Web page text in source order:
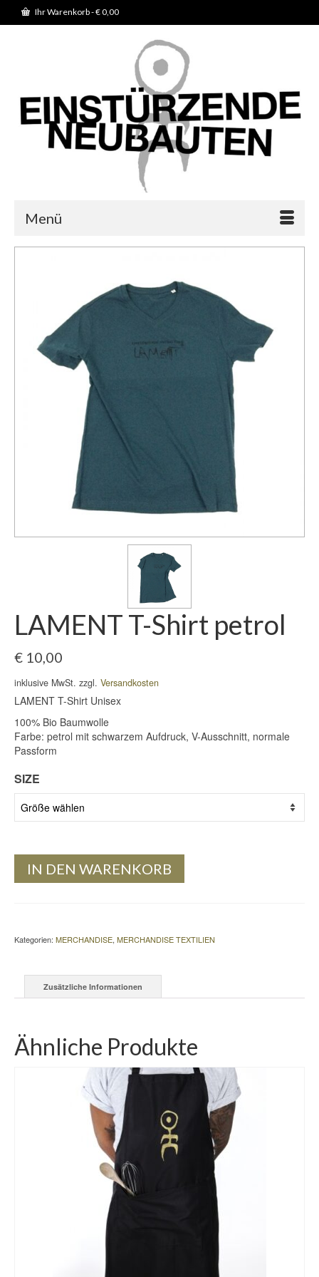
Ihr Warenkorb-€0,00
Menü
LAMENT T-Shirt petrol
€ 10,00
inklusive MwSt. zzgl. Versandkosten
LAMENT T-Shirt Unisex
100% Bio Baumwolle
Farbe: petrol mit schwarzem Aufdruck, V-Ausschnitt, normale
Passform
SIZE
IN DEN WARENKORB
Kategorien: MERCHANDISE, MERCHANDISE TEXTILIEN
Zusätzliche Informationen
Ähnliche Produkte